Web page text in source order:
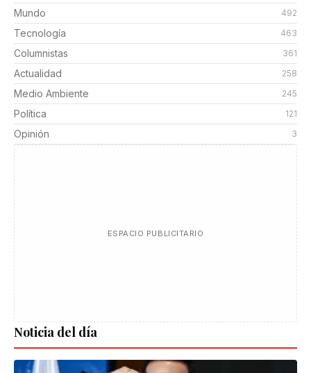
Mundo 492
Tecnología 463
Columnistas 361
Actualidad 258
Medio Ambiente 245
Política 121
Opinión 3
ESPACIO PUBLICITARIO
Noticia del día